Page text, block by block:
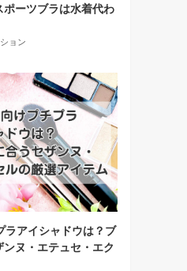
ーツブラは水着代わ
ョン
ラアイシャドウは？ブ
ヌ・エテュセ・エク